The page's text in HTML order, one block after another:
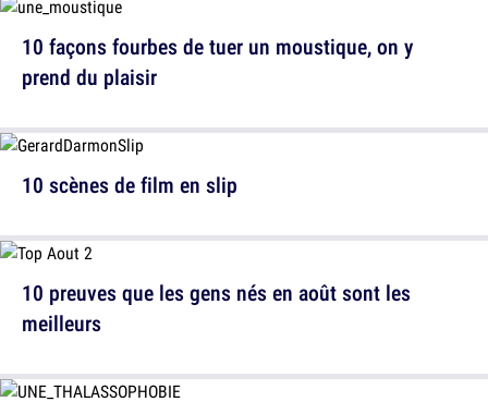
10 façons fourbes de tuer un moustique, on y
prend du plaisir
10 preuves que les gens nés en août sont les
meilleurs
10 scènes de film en slip